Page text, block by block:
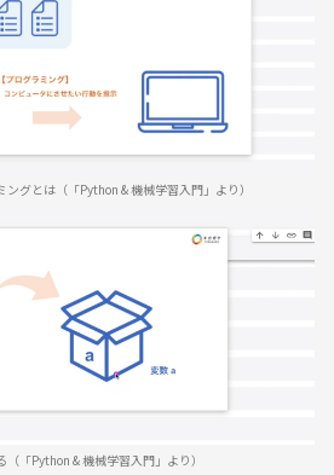
グとは（「Python & 機械学習入門」より）
（「Python & 機械学習入門」より）